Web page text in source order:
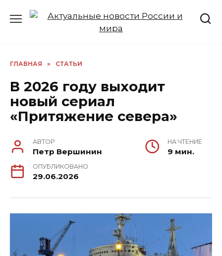
ГЛАВНАЯ » СТАТЬИ
В 2026 году выходит
новый сериал
«Притяжение севера»
АВТОР
Петр Вершинин
НА ЧТЕНИЕ
9 мин.
ОПУБЛИКОВАНО
29.06.2026